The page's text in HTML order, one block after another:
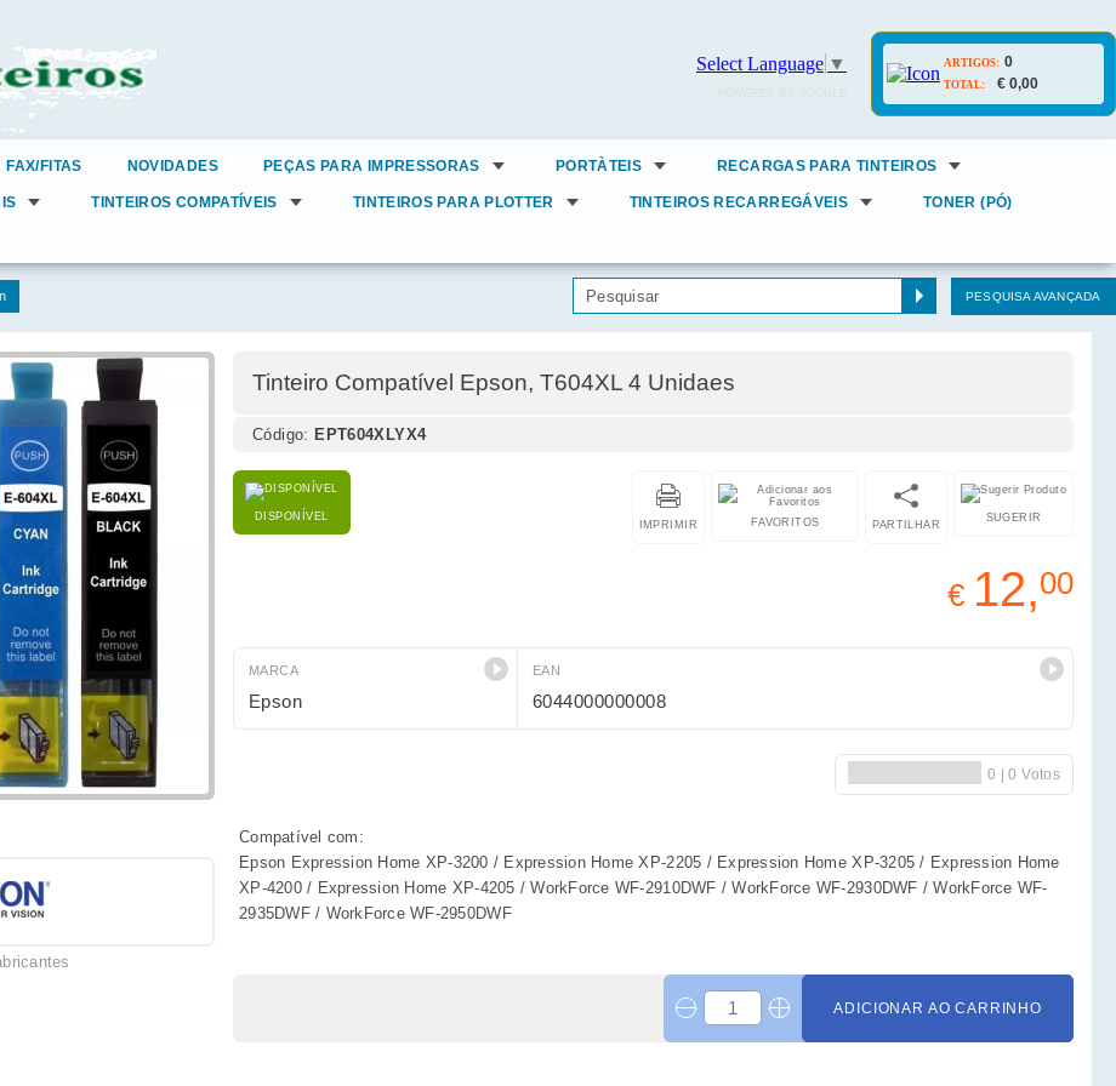
Select Language ▼ ARTIGOS: 0
TOTAL: € 0,00
FAX/FITAS NOVIDADES PEÇAS PARA IMPRESSORAS PORTÀTEIS RECARGAS PARA TINTEIROS
TINTEIROS COMPATÍVEIS TINTEIROS PARA PLOTTER TINTEIROS RECARREGÁVEIS TONER (PÓ)
PESQUISA AVANÇADA
Tinteiro Compatível Epson, T604XL 4 Unidaes
Código: EPT604XLYX4
DISPONÍVEL SUGERIR
PARTILHAR
FAVORITOS
IMPRIMIR
€ 12,00
MARCA
Epson
EAN
6044000000008
Compatível com:
Epson Expression Home XP-3200 / Expression Home XP-2205 / Expression Home XP-3205 / Expression Home
XP-4200 / Expression Home XP-4205 / WorkForce WF-2910DWF / WorkForce WF-2930DWF / WorkForce WF-
2935DWF / WorkForce WF-2950DWF
ADICIONAR AO CARRINHO